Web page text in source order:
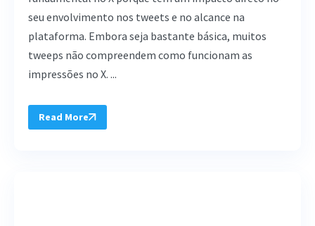
seu envolvimento nos tweets e no alcance na
plataforma. Embora seja bastante básica, muitos
tweeps não compreendem como funcionam as
impressões no X. ...
Read More